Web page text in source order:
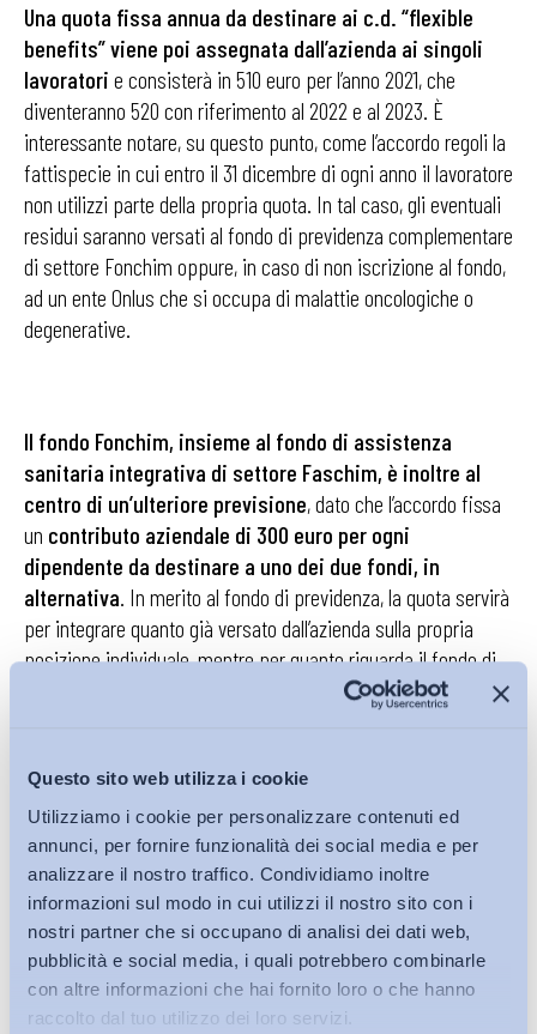
Questo sito web utilizza i cookie
Utilizziamo i cookie per personalizzare contenuti ed
annunci, per fornire funzionalità dei social media e per
analizzare il nostro traffico. Condividiamo inoltre
informazioni sul modo in cui utilizzi il nostro sito con i
nostri partner che si occupano di analisi dei dati web,
pubblicità e social media, i quali potrebbero combinarle
con altre informazioni che hai fornito loro o che hanno
raccolto dal tuo utilizzo dei loro servizi.
Una quota fissa annua da destinare ai c.d. “flexible
benefits” viene poi assegnata dall’azienda ai singoli
lavoratori e consisterà in 510 euro per l’anno 2021, che
diventeranno 520 con riferimento al 2022 e al 2023. È
interessante notare, su questo punto, come l’accordo regoli la
fattispecie in cui entro il 31 dicembre di ogni anno il lavoratore
non utilizzi parte della propria quota. In tal caso, gli eventuali
residui saranno versati al fondo di previdenza complementare
di settore Fonchim oppure, in caso di non iscrizione al fondo,
ad un ente Onlus che si occupa di malattie oncologiche o
degenerative.
Il fondo Fonchim, insieme al fondo di assistenza
sanitaria integrativa di settore Faschim, è inoltre al
centro di un’ulteriore previsione, dato che l’accordo fissa
un contributo aziendale di 300 euro per ogni
dipendente da destinare a uno dei due fondi, in
alternativa . In merito al fondo di previdenza, la quota servirà
per integrare quanto già versato dall’azienda sulla propria
posizione individuale, mentre per quanto riguarda il fondo di
assistenza sanitaria l’importo servirà per coprire il contributo
si limitano alla quota aggiuntiva da destinare (eventualmente)
al fondo Faschim, bensì si estendono anche allaconferma
di alcuni servizi, quali quello diconsulenza ed
assistenza personale e psicologicoprevisto per l’area
Industria, nonché le iniziative dipromozione della
prevenzione della salutee lecoperture assicurative
il caso di premorienza e per l’infezione da Covid-19.